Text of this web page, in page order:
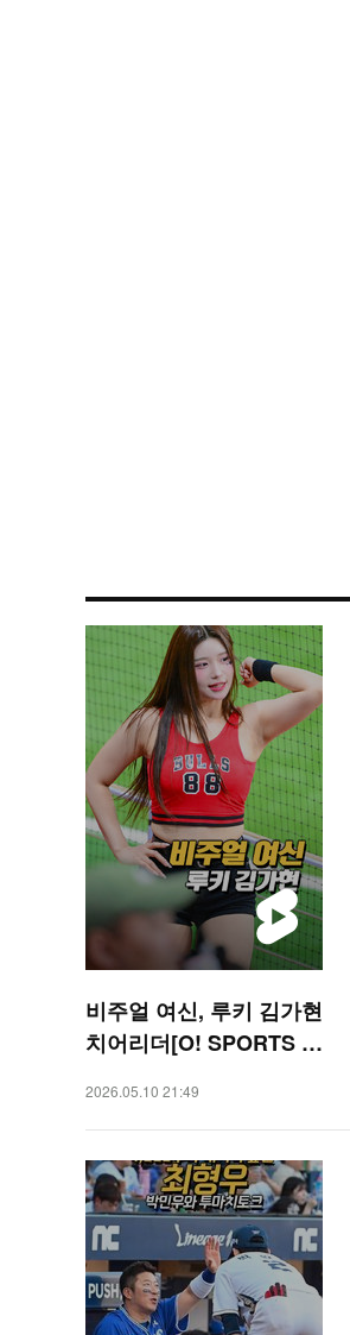
비주얼 여신, 루키 김가현
치어리더[O! SPORTS 숏
2026.05.10 21:49